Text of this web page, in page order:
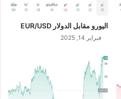
اليورو مقابل الدولار EUR/USD
فبراير 14, 2025